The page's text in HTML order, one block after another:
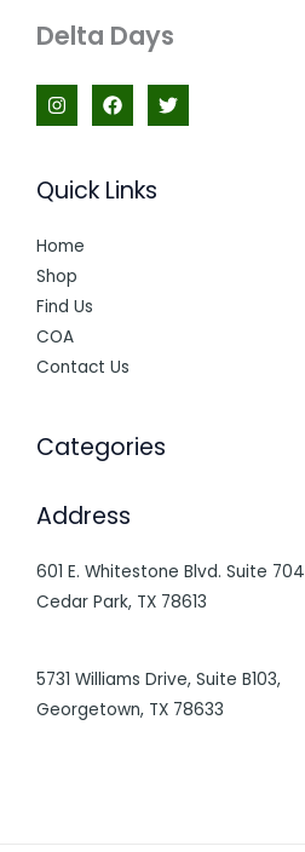
Delta Days
Quick Links
Home
Shop
Find Us
COA
Contact Us
Categories
Address
601 E. Whitestone Blvd. Suite 704
Cedar Park, TX 78613
5731 Williams Drive, Suite B103,
Georgetown, TX 78633